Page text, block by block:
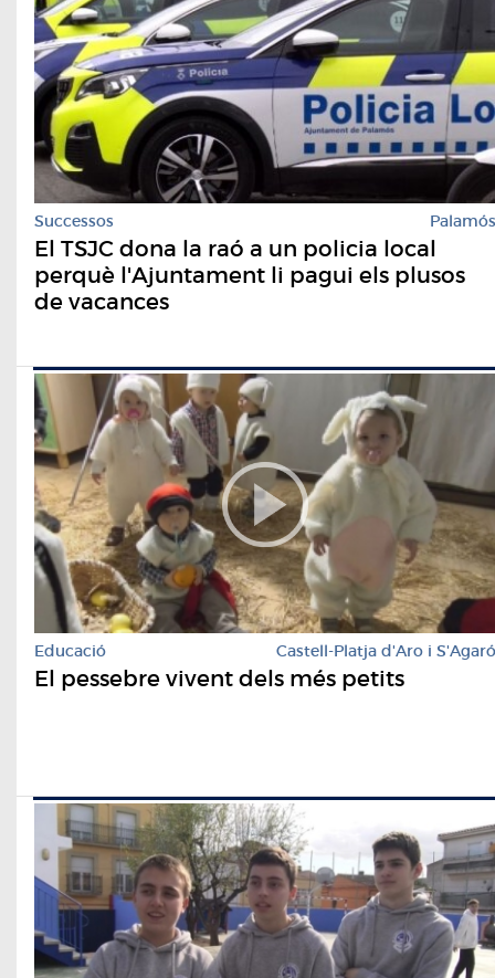
Successos Palamós
El TSJC dona la raó a un policia local
perquè l'Ajuntament li pagui els plusos
de vacances
Educació Castell-Platja d'Aro i S'Agaró
El pessebre vivent dels més petits